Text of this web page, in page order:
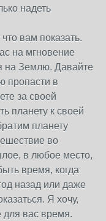
надеть
вам показать.
на мгновение
на Землю. Давайте
пропасти в
за своей
планету к своей
планету
во
в любое место,
время, когда
назад или даже
Я хочу,
вас время.